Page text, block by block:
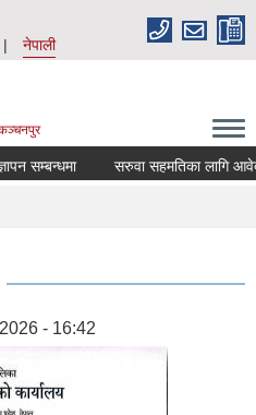
नेपाली
सम्बन्धमा सरुवा सहमतिका लागि
- 16:42